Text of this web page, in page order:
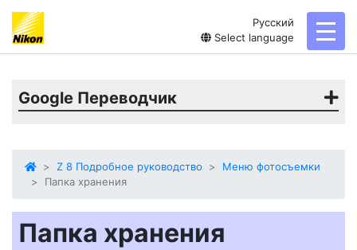
Русский
Select language
Google Переводчик
Z 8 Подробное руководство
Меню фотосъемки
Папка хранения
Папка хранения